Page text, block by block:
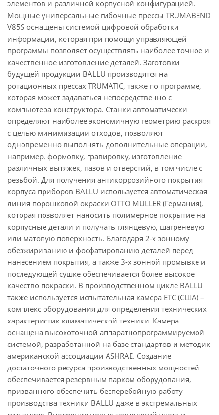
элементов и различной корпусной конфигурацией.
Мощные универсальные гибочные прессы TRUMABEND
V85S оснащены системой цифровой обработки
информации, которая при помощи управляющей
программы позволяет осуществлять наиболее точное и
качественное изготовление деталей. Заготовки
будущей продукции BALLU производятся на
ротационных прессах TRUMATIC, также по программе,
которая может задаваться непосредственно с
компьютера конструктора. Станки автоматически
определяют наиболее экономичную геометрию раскроя
с целью минимизации отходов, позволяют
одновременно выполнять дополнительные операции,
например, формовку, гравировку, изготовление
различных вытяжек, пазов и отверстий, в том числе с
резьбой. Для получения антикоррозийного покрытия
корпуса приборов BALLU используется автоматическая
линия порошковой окраски OTTO MULLER (Германия),
которая позволяет наносить полимерное покрытие на
корпусные детали и получать глянцевую, шагреневую
или матовую поверхность. Благодаря 2-х зонному
обезжириванию и фосфатированию деталей перед
нанесением покрытия, а также 3-х зонной промывке и
последующей сушке обеспечивается более высокое
качество покраски. В производственном цикле BALLU
также используется испытательная камера ETC (США) –
комплекс оборудования для определения технических
характеристик климатической техники. Камера
оснащена высокоточной аппаратнопрограммируемой
системой, разработанной на базе стандартов и методик
американской ассоциации ASHRAE. Создание
достаточного ресурса производственных мощностей
обеспечивается резервным парком оборудования,
призванного обеспечить бесперебойную работу
производства техники BALLU даже в экстремальных